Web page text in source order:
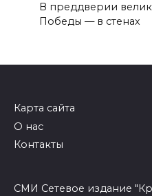
В преддверии
Победы — в стенах
Карта сайта
О нас
Контакты
СМИ Сетевое издание